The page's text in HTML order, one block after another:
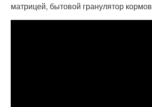
матрицей, бытовой гранулятор кормов